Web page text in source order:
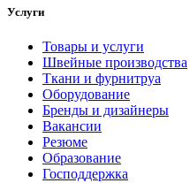
Услуги
Товары и услуги
Швейные производства
Ткани и фурнитруа
Оборудование
Бренды и дизайнеры
Вакансии
Резюме
Образование
Господдержка